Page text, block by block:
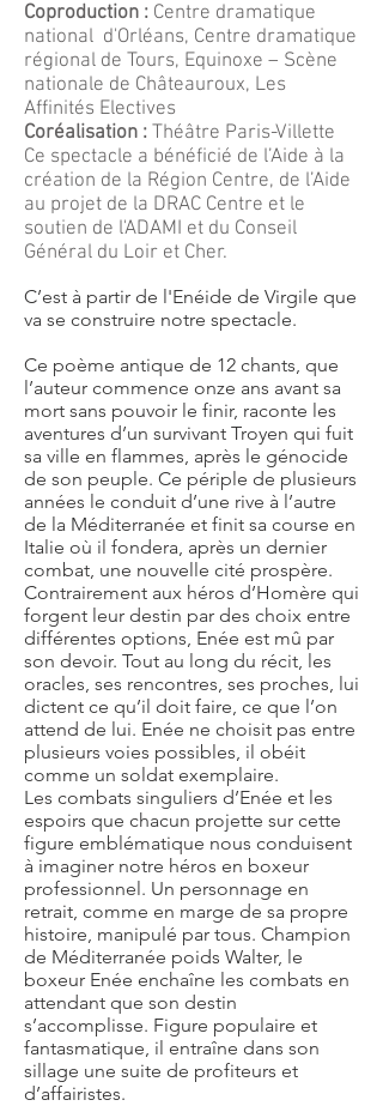
Coproduction : Centre dramatique
national d'Orléans, Centre dramatique
régional de Tours, Equinoxe – Scène
nationale de Châteauroux, Les
Affinités Electives
Coréalisation : Théâtre Paris-Villette
Ce spectacle a bénéficié de l’Aide à la
création de la Région Centre, de l’Aide
au projet de la DRAC Centre et le
soutien de l'ADAMI et du Conseil
Général du Loir et Cher.
C’est à partir de l'Enéide de Virgile que
va se construire notre spectacle.
Ce poème antique de 12 chants, que
l’auteur commence onze ans avant sa
mort sans pouvoir le finir, raconte les
aventures d’un survivant Troyen qui fuit
sa ville en flammes, après le génocide
de son peuple. Ce périple de plusieurs
années le conduit d’une rive à l’autre
de la Méditerranée et finit sa course en
Italie où il fondera, après un dernier
combat, une nouvelle cité prospère.
Contrairement aux héros d’Homère qui
forgent leur destin par des choix entre
différentes options, Enée est mû par
son devoir. Tout au long du récit, les
oracles, ses rencontres, ses proches, lui
dictent ce qu’il doit faire, ce que l’on
attend de lui. Enée ne choisit pas entre
plusieurs voies possibles, il obéit
comme un soldat exemplaire.
Les combats singuliers d’Enée et les
espoirs que chacun projette sur cette
figure emblématique nous conduisent
à imaginer notre héros en boxeur
professionnel. Un personnage en
retrait, comme en marge de sa propre
histoire, manipulé par tous. Champion
de Méditerranée poids Walter, le
boxeur Enée enchaîne les combats en
attendant que son destin
s’accomplisse. Figure populaire et
fantasmatique, il entraîne dans son
sillage une suite de profiteurs et
d’affairistes.